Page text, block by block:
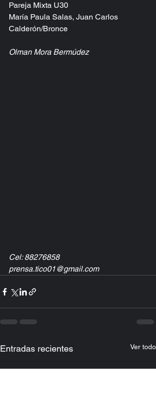
Pareja Mixta U30
María Paula Salas, Juan Carlos
Calderón/Bronce
Olman Mora Bermúdez
Cel: 88276858
prensa.tico01@gmail.com
Entradas recientes Ver todo